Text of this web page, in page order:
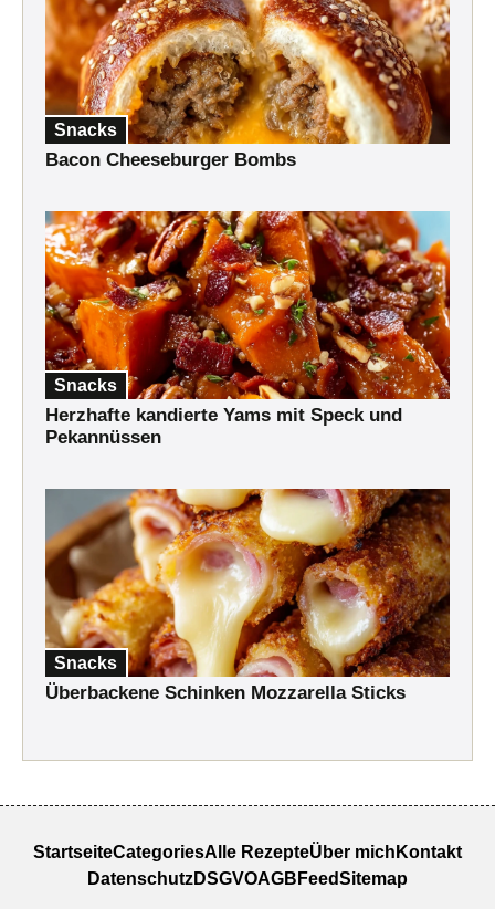
Snacks
Bacon Cheeseburger Bombs
Snacks
Herzhafte kandierte Yams mit Speck und
Pekannüssen
Snacks
Überbackene Schinken Mozzarella Sticks
StartseiteCategoriesAlle RezepteÜber mich Kontakt
DatenschutzDSGVOAGB FeedSitemap